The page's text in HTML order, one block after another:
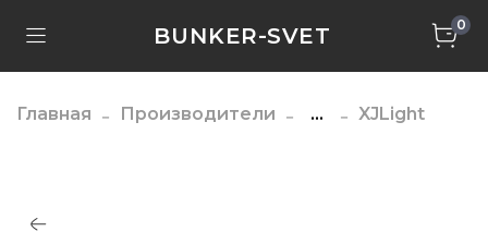
BUNKER-SVET 0
Главная Производители ... XJLight